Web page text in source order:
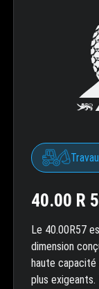
40.00 R
Le 40.00R57
dimension
haute capacité
plus